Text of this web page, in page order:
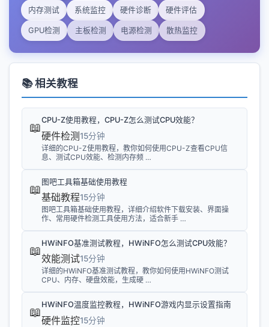
内存测试 系统监控 硬件诊断 硬件评估
GPU检测 主板检测 电源检测 散热监控
📚 相关教程
📖
CPU-Z使用教程，CPU-Z怎么测试CPU效能？
硬件检测15分钟
详细的CPU-Z使用教程，教你如何使用CPU-Z查看CPU信
息、测试CPU效能、检测内存频 …
📖
图吧工具箱基础使用教程
基础教程15分钟
图吧工具箱基础使用教程，详细介绍软件下载安装、界面操
作、常用硬件检测工具使用方法，适合新手 …
📖
HWiNFO基准测试教程，HWiNFO怎么测试CPU效能？
效能测试15分钟
详细的HWiNFO基准测试教程，教你如何使用HWiNFO测试
CPU、内存、硬盘效能，生成硬 …
📖
HWiNFO温度监控教程，HWiNFO游戏内显示设置指南
硬件监控15分钟